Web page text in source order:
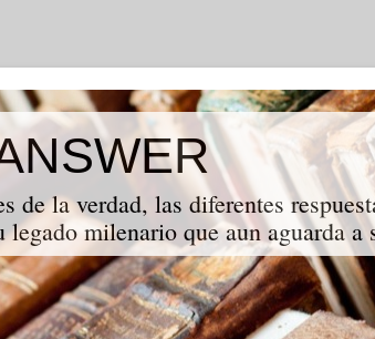
de la verdad, las diferentes
legado milenario que aun aguarda a